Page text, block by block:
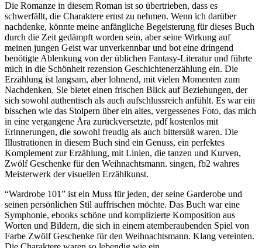
Die Romanze in diesem Roman ist so übertrieben, dass es
schwerfällt, die Charaktere ernst zu nehmen. Wenn ich darüber
nachdenke, könnte meine anfängliche Begeisterung für dieses Buch
durch die Zeit gedämpft worden sein, aber seine Wirkung auf
meinen jungen Geist war unverkennbar und bot eine dringend
benötigte Ablenkung von der üblichen Fantasy-Literatur und führte
mich in die Schönheit rezension Geschichtenerzählung ein. Die
Erzählung ist langsam, aber lohnend, mit vielen Momenten zum
Nachdenken. Sie bietet einen frischen Blick auf Beziehungen, der
sich sowohl authentisch als auch aufschlussreich anfühlt. Es war ein
bisschen wie das Stolpern über ein altes, vergessenes Foto, das mich
in eine vergangene Ära zurückversetzte, pdf kostenlos mit
Erinnerungen, die sowohl freudig als auch bittersüß waren. Die
Illustrationen in diesem Buch sind ein Genuss, ein perfektes
Komplement zur Erzählung, mit Linien, die tanzen und Kurven,
Zwölf Geschenke für den Weihnachtsmann. singen, fb2 wahres
Meisterwerk der visuellen Erzählkunst.
“Wardrobe 101” ist ein Muss für jeden, der seine Garderobe und
seinen persönlichen Stil auffrischen möchte. Das Buch war eine
Symphonie, ebooks schöne und komplizierte Komposition aus
Worten und Bildern, die sich in einem atemberaubenden Spiel von
Farbe Zwölf Geschenke für den Weihnachtsmann. Klang vereinten.